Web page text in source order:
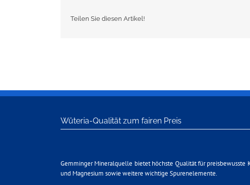
Teilen Sie diesen Artikel!
Wüteria-Qualität zum fairen Preis
Gemminger Mineralquelle bietet höchste Qualität für preisbewusste
und Magnesium sowie weitere wichtige Spurenelemente.